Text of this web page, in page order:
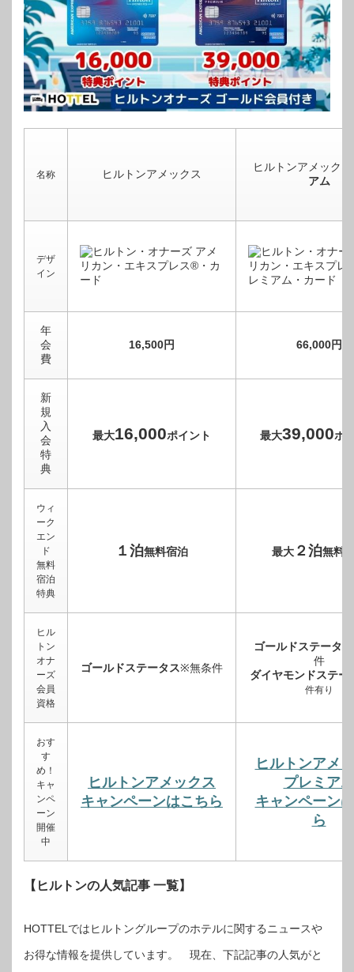
名称 ヒルトンアメックス
ヒルトンアメックス
アム
デザ
イン
年
会
費
16,500円 66,000円
新
規
入
会
特
典
最大16,000ポイント 最大39,000ポ
ウィ
ーク
エン
ド
無料
宿泊
特典
１泊無料宿泊 最大２泊無料
ヒル
トン
オナ
ーズ
会員
資格
ゴールドステータス※無条件
ゴールドステータス
件
ダイヤモンドステー
件有り
おす
す
め！
キャ
ンペ
ーン
開催
中
ヒルトンアメックス
キャンペーンはこちら
ヒルトンアメ
プレミアム
キャンペーン
ら
【ヒルトンの人気記事 一覧】
HOTTELではヒルトングループのホテルに関するニュースや
お得な情報を提供しています。 現在、下記記事の人気がと